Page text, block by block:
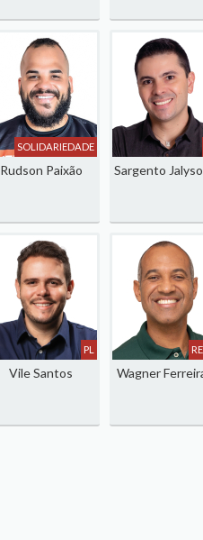
SOLIDARIEDADE
Rudson Paixão Sargento
PL
Vile Santos Wagner